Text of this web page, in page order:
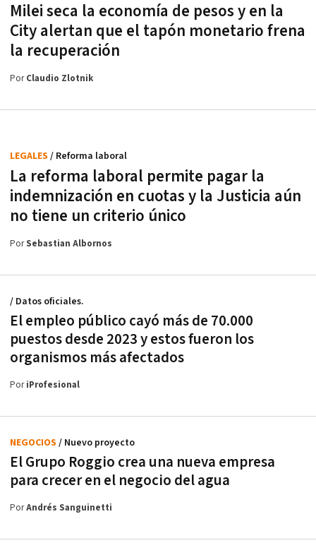
Milei seca la economía de pesos y en la
City alertan que el tapón monetario frena
la recuperación
PorClaudio Zlotnik
La reforma laboral permite pagar la
indemnización en cuotas y la Justicia aún
no tiene un criterio único
LEGALES / Reforma laboral
PorSebastian Albornos
El empleo público cayó más de 70.000
puestos desde 2023 y estos fueron los
organismos más afectados
/ Datos oficiales.
PoriProfesional
El Grupo Roggio crea una nueva empresa
para crecer en el negocio del agua
NEGOCIOS / Nuevo proyecto
PorAndrés Sanguinetti